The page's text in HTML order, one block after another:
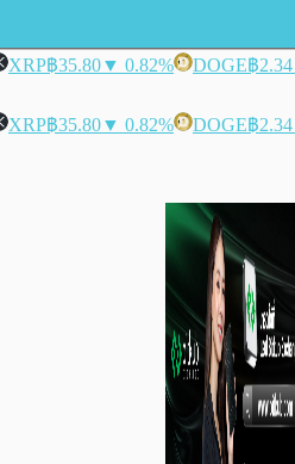
XRP฿35.80▼ 0.82% DOGE฿2.34
XRP฿35.80▼ 0.82% DOGE฿2.34